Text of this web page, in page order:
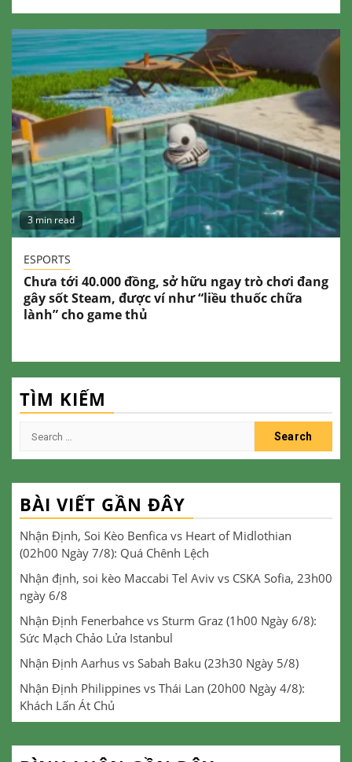
3 min read
ESPORTS
Chưa tới 40.000 đồng, sở hữu ngay trò chơi đang
gây sốt Steam, được ví như “liều thuốc chữa
lành” cho game thủ
TÌM KIẾM
Search
BÀI VIẾT GẦN ĐÂY
Nhận Định, Soi Kèo Benfica vs Heart of Midlothian
(02h00 Ngày 7/8): Quá Chênh Lệch
Nhận định, soi kèo Maccabi Tel Aviv vs CSKA Sofia, 23h00
ngày 6/8
Nhận Định Fenerbahce vs Sturm Graz (1h00 Ngày 6/8):
Sức Mạch Chảo Lửa Istanbul
Nhận Định Aarhus vs Sabah Baku (23h30 Ngày 5/8)
Nhận Định Philippines vs Thái Lan (20h00 Ngày 4/8):
Khách Lấn Át Chủ